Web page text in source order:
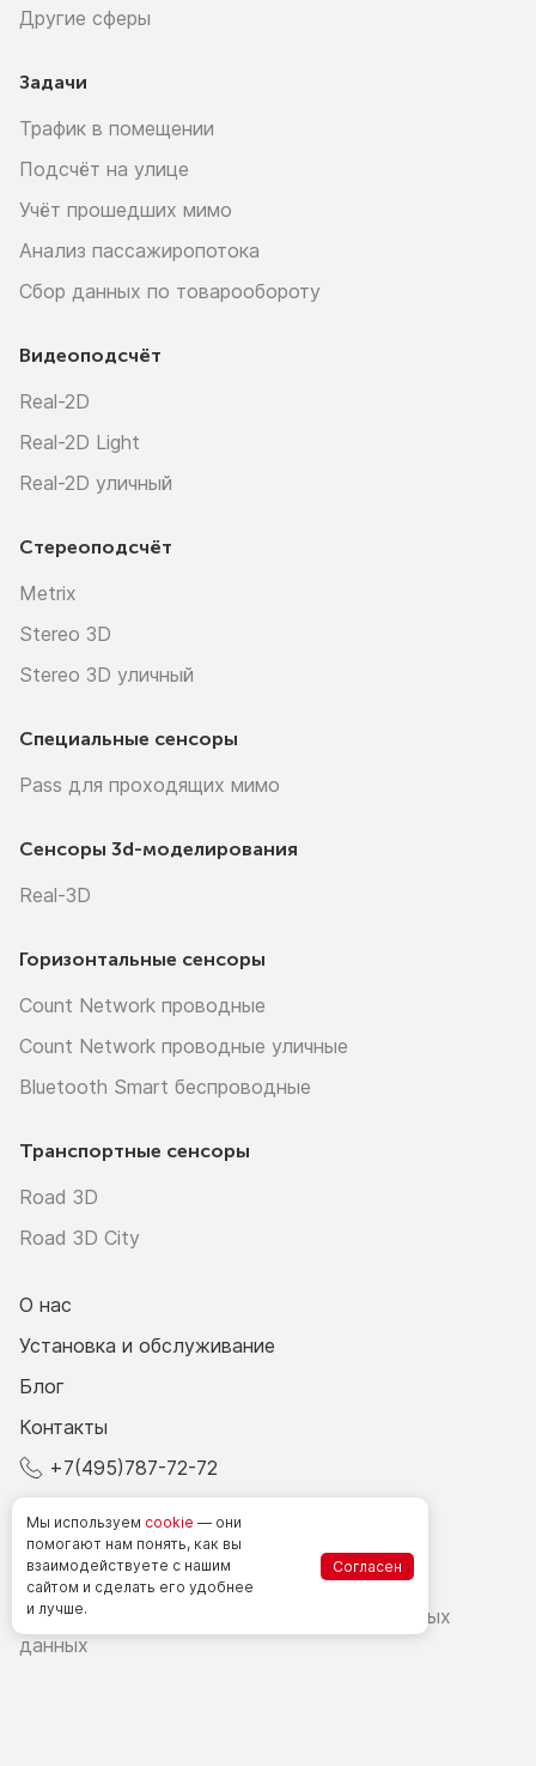
Другие сферы
Задачи
Трафик в помещении
Подсчёт на улице
Учёт прошедших мимо
Анализ пассажиропотока
Сбор данных по товарообороту
Видеоподсчёт
Real-2D
Real-2D Light
Real-2D уличный
Стереоподсчёт
Metrix
Stereo 3D
Stereo 3D уличный
Специальные сенсоры
Pass для проходящих мимо
Сенсоры 3d-моделирования
Real-3D
Горизонтальные сенсоры
Count Network проводные
Count Network проводные уличные
Bluetooth Smart беспроводные
Транспортные сенсоры
Road 3D
Road 3D City
О нас
Установка и обслуживание
Блог
Контакты
+7(495)787-72-72
Счетчики посетителей в РФ
Политика в области обработки персональных
данных
Мы используем cookie — они
помогают нам понять, как вы
взаимодействуете с нашим
сайтом и сделать его удобнее
и лучше.
Согласен